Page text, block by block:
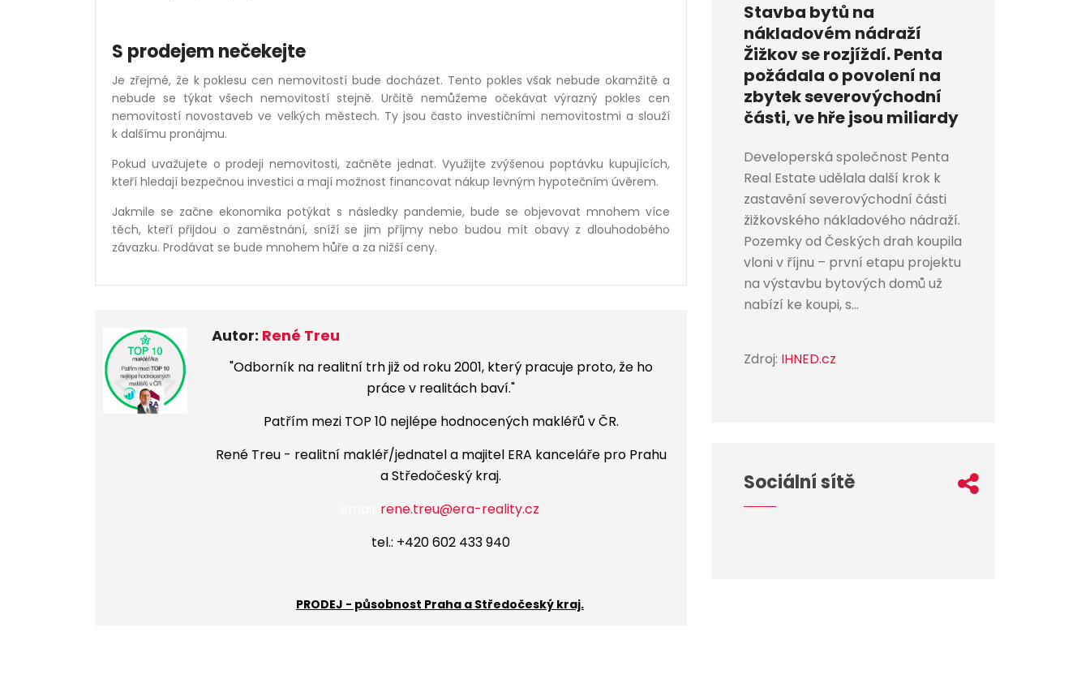
S prodejem nečekejte
Je zřejmé, že k poklesu cen nemovitostí bude docházet. Tento pokles však nebude okamžitě a
nebude se týkat všech nemovitostí stejně. Určitě nemůžeme očekávat výrazný pokles cen
nemovitostí novostaveb ve velkých městech. Ty jsou často investičními nemovitostmi a slouží
k dalšímu pronájmu.
Pokud uvažujete o prodeji nemovitosti, začněte jednat. Využijte zvýšenou poptávku kupujících,
kteří hledají bezpečnou investici a mají možnost financovat nákup levným hypotečním úvěrem.
Jakmile se začne ekonomika potýkat s následky pandemie, bude se objevovat mnohem více
těch, kteří přijdou o zaměstnání, sníží se jim příjmy nebo budou mít obavy z dlouhodobého
závazku. Prodávat se bude mnohem hůře a za nižší ceny.
Autor: René Treu
"Odborník na realitní trh již od roku 2001, který pracuje proto, že ho
práce v realitách baví."
Patřím mezi TOP 10 nejlépe hodnocených makléřů v ČR.
René Treu - realitní makléř/jednatel a majitel ERA kanceláře pro Prahu
a Středočeský kraj.
rene.treu@era-reality.cz
tel.: +420 602 433 940
PRODEJ - působnost Praha a Středočeský kraj.
Stavba bytů na
nákladovém nádraží
Žižkov se rozjíždí. Penta
požádala o povolení na
zbytek severovýchodní
části, ve hře jsou miliardy
Developerská společnost Penta
Real Estate udělala další krok k
zastavění severovýchodní části
žižkovského nákladového nádraží.
Pozemky od Českých drah koupila
vloni v říjnu – první etapu projektu
na výstavbu bytových domů už
nabízí ke koupi, s...
Zdroj: IHNED.cz
Sociální sítě